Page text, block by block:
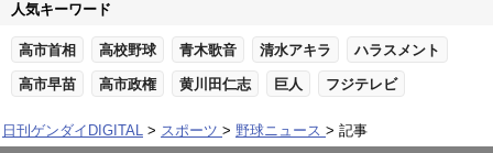
人気キーワード
高市首相 高校野球 青木歌音 清水アキラ ハラスメント
高市早苗 高市政権 黄川田仁志 巨人 フジテレビ
日刊ゲンダイDIGITAL スポーツ 野球ニュース 記事